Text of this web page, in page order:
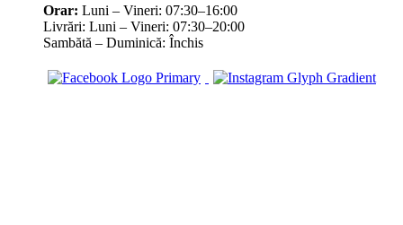
Orar: Luni – Vineri: 07:30–16:00
Livrări: Luni – Vineri: 07:30–20:00
Sambătă – Duminică: Închis